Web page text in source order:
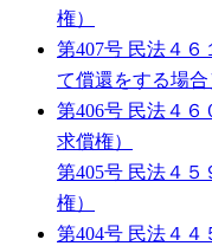
権）
第407号 民法４６
て償還をする場合
第406号 民法４
求償権）
第405号 民法４
権）
第404号 民法４４